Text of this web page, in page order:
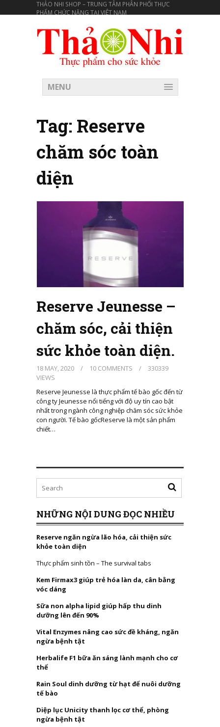
THẢO NHI SHOP – TRUNG TÂM PHÂN PHỐI THỰC
PHẨM CHỨC NĂNG TẠI VIÊT NAM
MENU
Tag: Reserve
chăm sóc toàn
diện
Reserve Jeunesse –
chăm sóc, cải thiện
sức khỏe toàn diện.
18 MAY, 2020 / 10 COMMENTS /
330339
VIEWS
Reserve Jeunesse là thực phẩm tế bào gốc đến từ
công ty Jeunesse nổi tiếng với độ uy tín cao bật
nhất trong ngành công nghiệp chăm sóc sức khỏe
con người. Tế bào gốcReserve là một sản phẩm
chiết…
NHỮNG NỘI DUNG ĐỌC NHIỀU
Reserve ngăn ngừa lão hóa, cải thiện sức
khỏe toàn diện
Thực phẩm sinh tồn – The survival tabs
Kem Firmax3 giúp trẻ hóa làn da, cân bằng
vóc dáng
Sữa non alpha lipid giúp hấp thu dinh
dưỡng lên đến 90%
Vital Enzymes nâng cao sức đề kháng, ngăn
ngừa bệnh tật
Herbalife F1 bữa ăn sáng lành mạnh cho cơ
thể
Rain Soul dinh dưỡng từ hạt để nuôi dưỡng
tế bào
Diệp lục Unicity thanh lọc cơ thể, phòng
ngừa bệnh tật